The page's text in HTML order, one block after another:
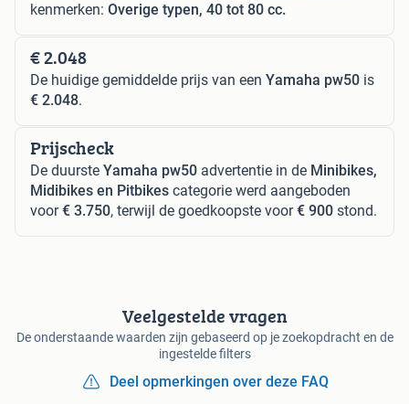
kenmerken: Overige typen, 40 tot 80 cc.
€ 2.048
De huidige gemiddelde prijs van een Yamaha pw50 is
€ 2.048.
Prijscheck
De duurste Yamaha pw50 advertentie in de Minibikes,
Midibikes en Pitbikes categorie werd aangeboden
voor€ 3.750, terwijl de goedkoopste voor€ 900 stond.
Veelgestelde vragen
De onderstaande waarden zijn gebaseerd op je zoekopdracht en de
ingestelde filters
Deel opmerkingen over deze FAQ